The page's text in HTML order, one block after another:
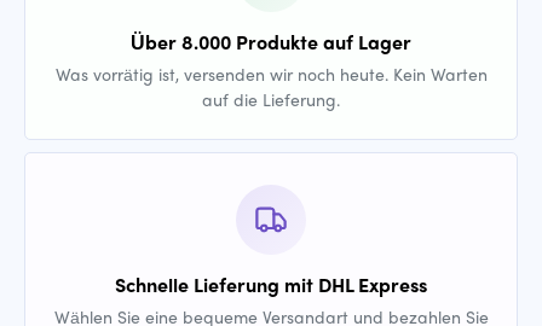
Über 8.000 Produkte auf Lager
Was vorrätig ist, versenden wir noch heute. Kein Warten
auf die Lieferung.
Schnelle Lieferung mit DHL Express
Wählen Sie eine bequeme Versandart und bezahlen Sie